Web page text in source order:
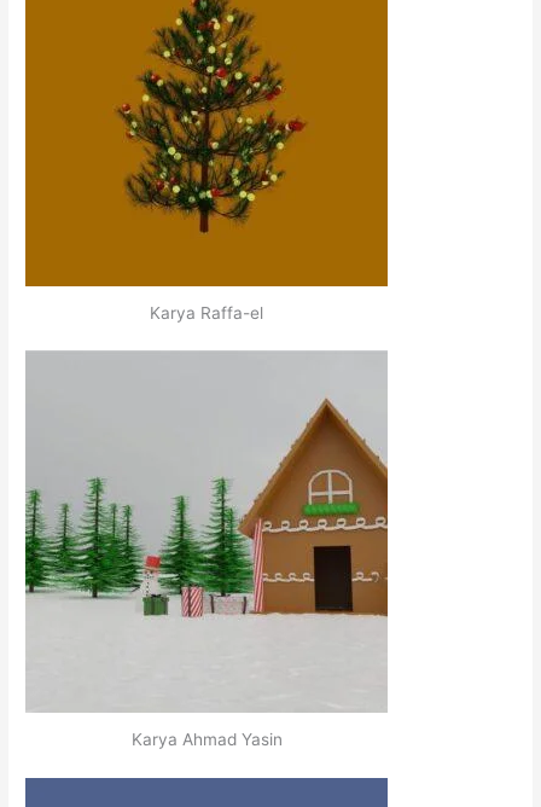
Karya Raffa-el
Karya Ahmad Yasin